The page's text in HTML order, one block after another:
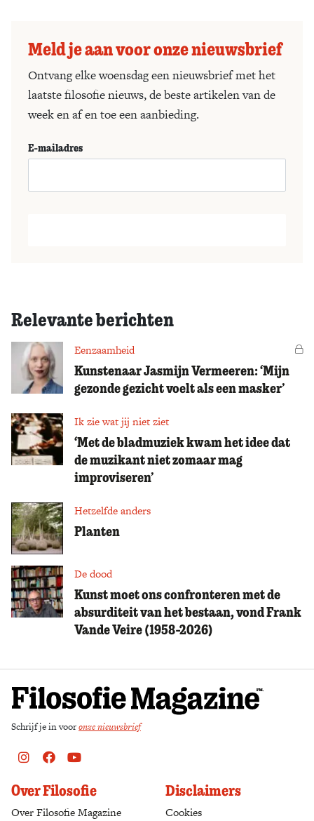
Meld je aan voor onze nieuwsbrief
Ontvang elke woensdag een nieuwsbrief met het
laatste filosofie nieuws, de beste artikelen van de
week en af en toe een aanbieding.
E-mailadres
Relevante berichten
Eenzaamheid
Kunstenaar Jasmijn Vermeeren: ‘Mijn
gezonde gezicht voelt als een masker’
Ik zie wat jij niet ziet
‘Met de bladmuziek kwam het idee dat
de muzikant niet zomaar mag
improviseren’
Hetzelfde anders
Planten
De dood
Kunst moet ons confronteren met de
absurditeit van het bestaan, vond Frank
Vande Veire (1958-2026)
Schrijf je in vooronze nieuwsbrief
Instagram
FacebookYoutube
Over Filosofie
Over Filosofie Magazine
Disclaimers
Cookies